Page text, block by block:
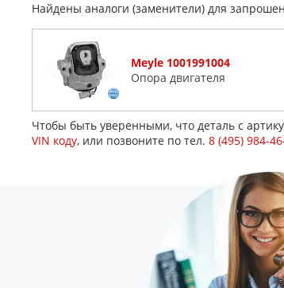
Найдены аналоги (заменители) для
Meyle 1001991004
Опора двигателя
Чтобы быть уверенными, что деталь с
VIN коду, или позвоните по тел. 8 (495) 984-